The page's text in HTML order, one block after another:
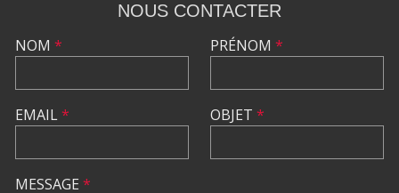
NOUS CONTACTER
NOM *
EMAIL*
PRÉNOM *
OBJET *
MESSAGE *